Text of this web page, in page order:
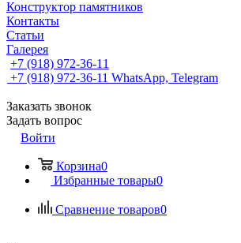
Конструктор памятников
Контакты
Статьи
Галерея
+7 (918) 972-36-11
+7 (918) 972-36-11 WhatsApp, Telegram
Заказать звонок
Задать вопрос
Войти
Корзина0
Избранные товары0
Сравнение товаров0